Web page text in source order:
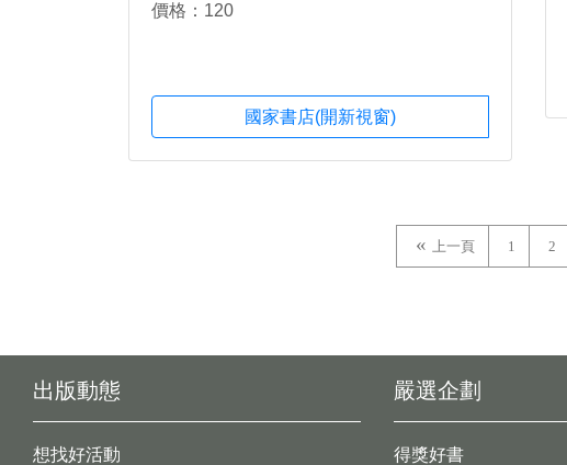
價格：120
國家書店(開新視窗)
上一頁 1 2
出版動態
想找好活動
嚴選企劃
得獎好書